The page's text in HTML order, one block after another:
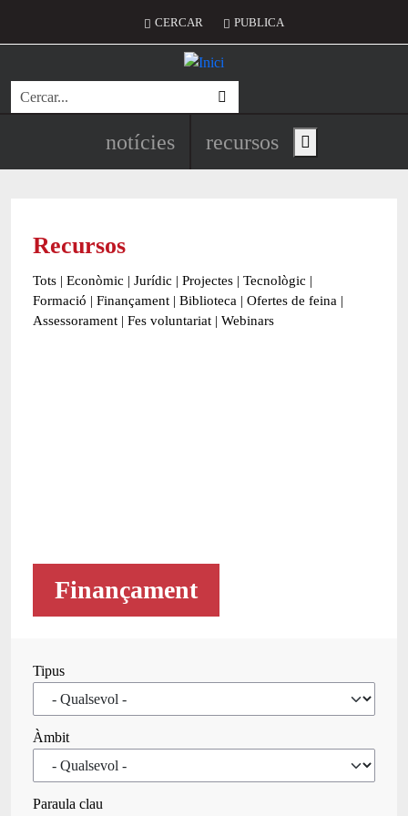
Menú del compte d'usuari
CERCAR PUBLICA
Cerca
Navegació principal de
notícies recursos Show main menu
Recursos
Tots | Econòmic | Jurídic | Projectes | Tecnològic |
Formació | Finançament | Biblioteca | Ofertes de feina |
Assessorament | Fes voluntariat | Webinars
Finançament
Tipus
Àmbit
Paraula clau